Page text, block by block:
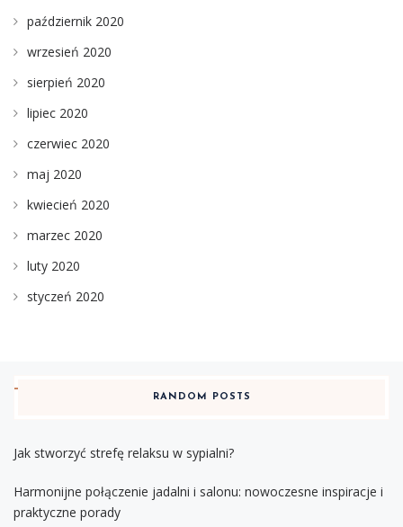
październik 2020
wrzesień 2020
sierpień 2020
lipiec 2020
czerwiec 2020
maj 2020
kwiecień 2020
marzec 2020
luty 2020
styczeń 2020
RANDOM POSTS
Jak stworzyć strefę relaksu w sypialni?
Harmonijne połączenie jadalni i salonu: nowoczesne inspiracje i
praktyczne porady